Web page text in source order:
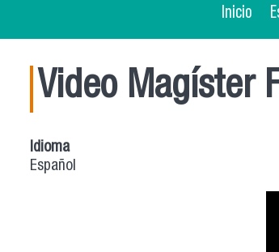
Inicio
Video Magíster
Idioma
Español